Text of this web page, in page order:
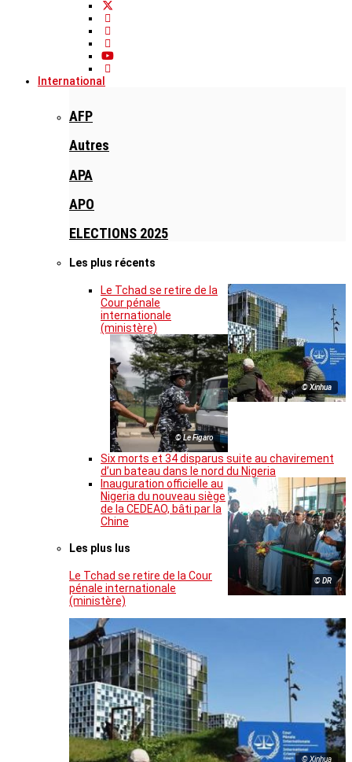
International
AFP
Autres
APA
APO
ELECTIONS 2025
Les plus récents
© Xinhua
Le Tchad se retire de la
Cour pénale
internationale
(ministère)
© Le Figaro
Six morts et 34 disparus suite au chavirement
d’un bateau dans le nord du Nigeria
© DR
Inauguration officielle au
Nigeria du nouveau siège
de la CEDEAO, bâti par la
Chine
Les plus lus
Le Tchad se retire de la Cour
pénale internationale
(ministère)
© Xinhua